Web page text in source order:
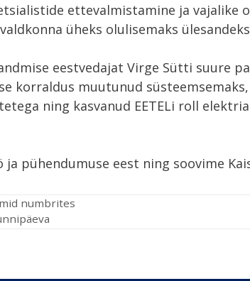
ettevalmistamine ja vajalike
üheks olulisemaks
eestvedajat Virge Sütti suure
korraldus muutunud
ning kasvanud EETELi roll
pühendumuse eest ning soovime
numbrites